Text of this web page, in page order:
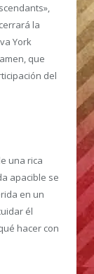
la
York
que
del
una rica
apacible se
en un
él
hacer con